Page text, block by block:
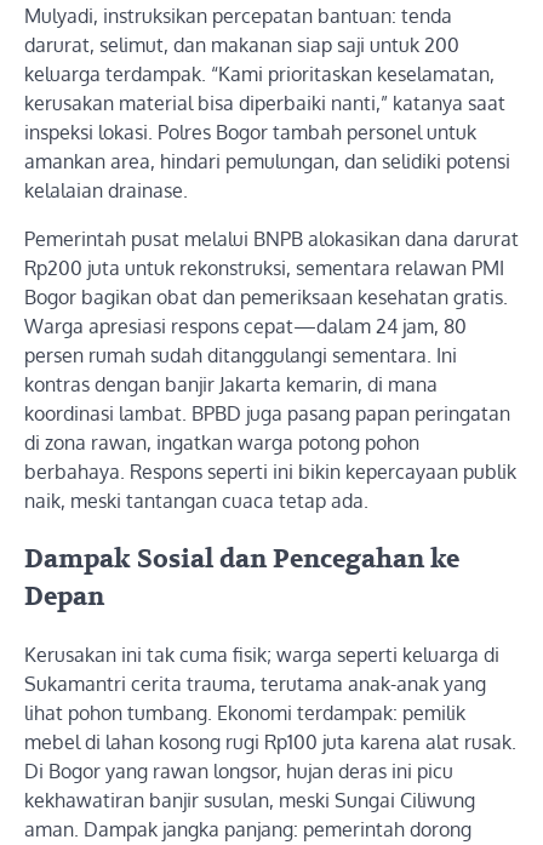
Mulyadi, instruksikan percepatan bantuan: tenda
darurat, selimut, dan makanan siap saji untuk 200
keluarga terdampak. “Kami prioritaskan keselamatan,
kerusakan material bisa diperbaiki nanti,” katanya saat
inspeksi lokasi. Polres Bogor tambah personel untuk
amankan area, hindari pemulungan, dan selidiki potensi
kelalaian drainase.
Pemerintah pusat melalui BNPB alokasikan dana darurat
Rp200 juta untuk rekonstruksi, sementara relawan PMI
Bogor bagikan obat dan pemeriksaan kesehatan gratis.
Warga apresiasi respons cepat—dalam 24 jam, 80
persen rumah sudah ditanggulangi sementara. Ini
kontras dengan banjir Jakarta kemarin, di mana
koordinasi lambat. BPBD juga pasang papan peringatan
di zona rawan, ingatkan warga potong pohon
berbahaya. Respons seperti ini bikin kepercayaan publik
naik, meski tantangan cuaca tetap ada.
Dampak Sosial dan Pencegahan ke
Depan
Kerusakan ini tak cuma fisik; warga seperti keluarga di
Sukamantri cerita trauma, terutama anak-anak yang
lihat pohon tumbang. Ekonomi terdampak: pemilik
mebel di lahan kosong rugi Rp100 juta karena alat rusak.
Di Bogor yang rawan longsor, hujan deras ini picu
kekhawatiran banjir susulan, meski Sungai Ciliwung
aman. Dampak jangka panjang: pemerintah dorong